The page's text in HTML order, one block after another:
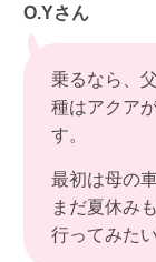
O.Yさん
乗るなら、
種はアクア
す。
最初は母の
まだ夏休み
行ってみた